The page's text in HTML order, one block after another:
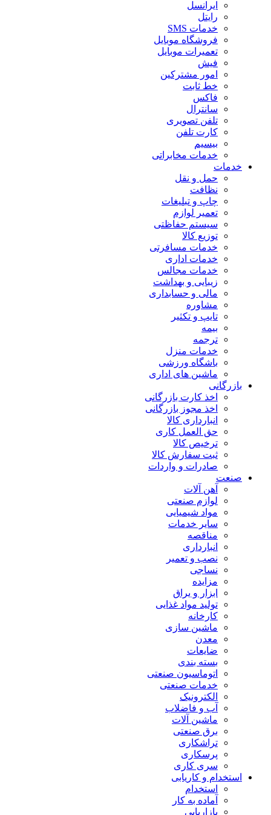
ایرانسل
رایتل
خدمات SMS
فروشگاه موبایل
تعمیرات موبایل
فیش
امور مشترکین
خط ثابت
فاکس
سانترال
تلفن تصویری
کارت تلفن
بیسیم
خدمات مخابراتی
خدمات
حمل و نقل
نظافت
چاپ و تبلیغات
تعمیر لوازم
سیستم حفاظتی
توزیع کالا
خدمات مسافرتی
خدمات اداری
خدمات مجالس
زیبایی و بهداشت
مالی و حسابداری
مشاوره
تایپ و تکثیر
بیمه
ترجمه
خدمات منزل
باشگاه ورزشی
ماشین های اداری
بازرگانی
اخذ کارت بازرگانی
اخذ مجوز بازرگانی
انبارداری کالا
حق العمل کاری
ترخیص کالا
ثبت سفارش کالا
صادرات و واردات
صنعت
آهن آلات
لوازم صنعتی
مواد شیمیایی
سایر خدمات
مناقصه
انبارداری
نصب و تعمیر
نساجی
مزایده
ابزار و یراق
تولید مواد غذایی
کارخانه
ماشین سازی
معدن
ضایعات
بسته بندی
اتوماسیون صنعتی
خدمات صنعتی
الکترونیک
آب و فاضلاب
ماشین آلات
برق صنعتی
تراشکاری
پرسکاری
سری کاری
استخدام و کاریابی
استخدام
آماده به کار
بازاریابی